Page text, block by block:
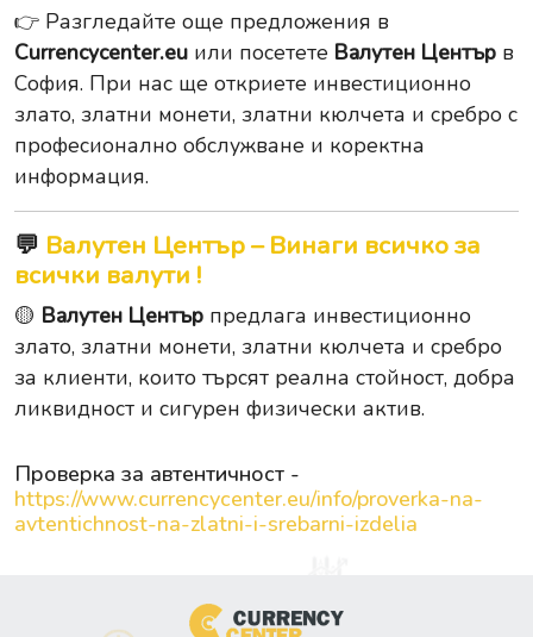
👉 Разгледайте още предложения в
Currencycenter.eu или посетете Валутен Център в
София. При нас ще откриете инвестиционно
злато, златни монети, златни кюлчета и сребро с
професионално обслужване и коректна
информация.
💬 Валутен Център – Винаги всичко за
всички валути !
🟡 Валутен Център предлага инвестиционно
злато, златни монети, златни кюлчета и сребро
за клиенти, които търсят реална стойност, добра
ликвидност и сигурен физически актив.
Проверка за автентичност -
https://www.currencycenter.eu/info/proverka-na-
avtentichnost-na-zlatni-i-srebarni-izdelia